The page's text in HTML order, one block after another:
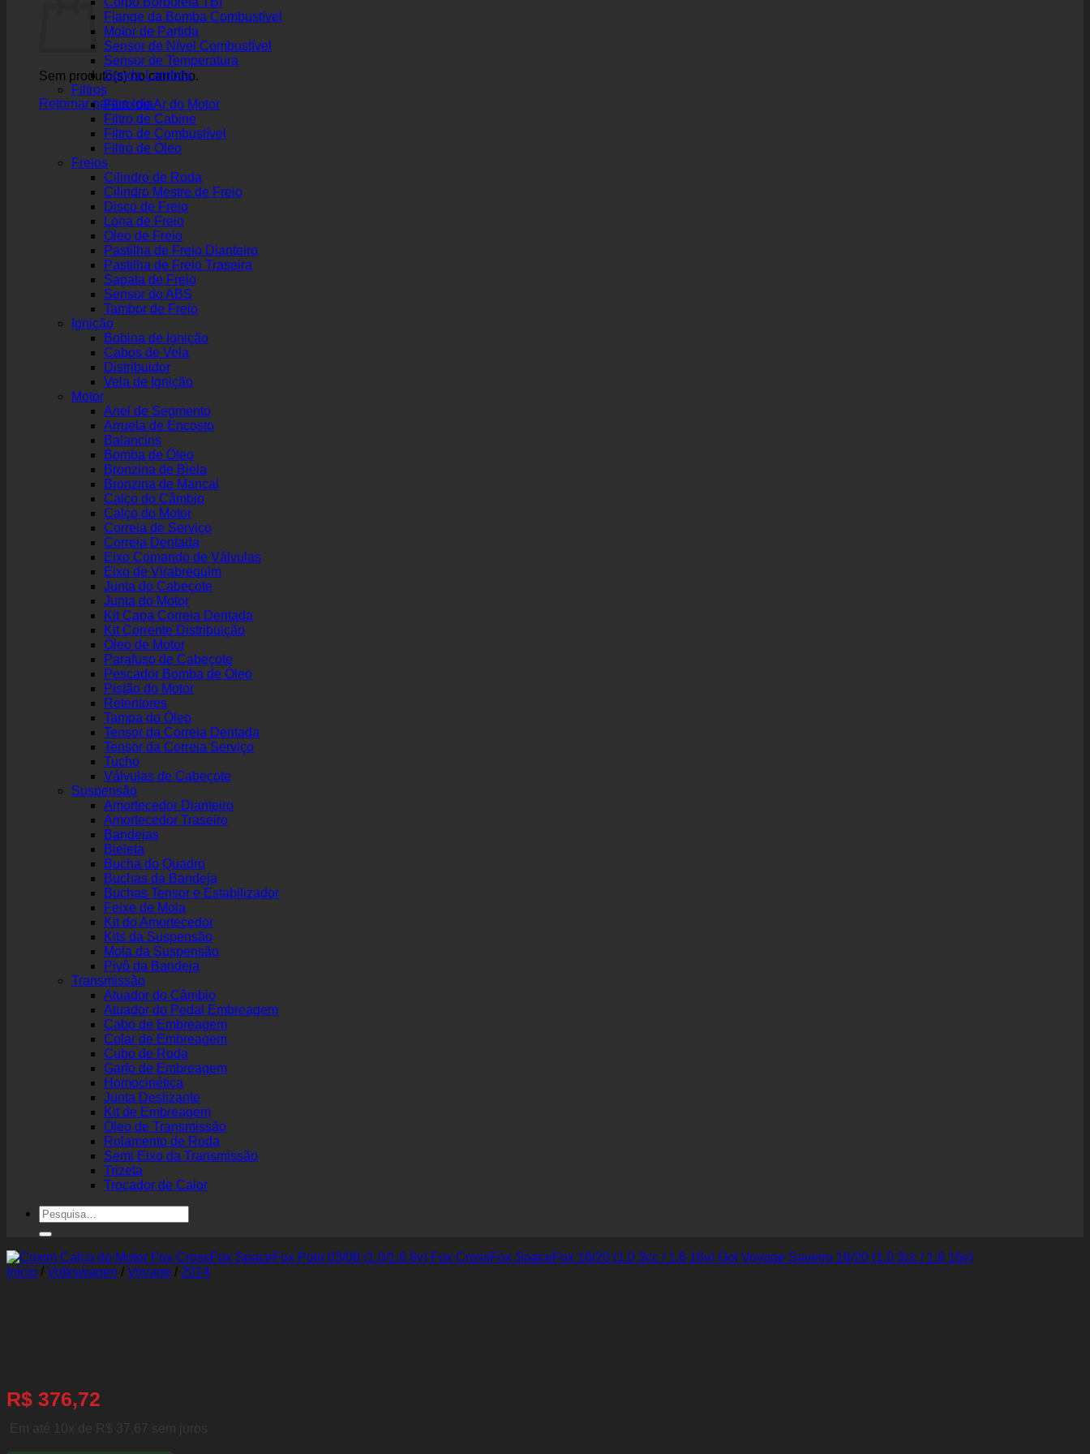
Sem produto(s) no carrinho.
Retornar para a loja
Flange da Bomba Combustível
Motor de Partida
Sensor de Nível Combustível
Sensor de Temperatura
Sonda Lambda
Filtros
Filtro de Ar do Motor
Filtro de Cabine
Filtro de Combustível
Filtro de Óleo
Freios
Cilindro de Roda
Cilindro Mestre de Freio
Disco de Freio
Lona de Freio
Óleo de Freio
Pastilha de Freio Dianteiro
Pastilha de Freio Traseira
Sapata de Freio
Sensor do ABS
Tambor de Freio
Ignição
Bobina de Ignição
Cabos de Vela
Distribuidor
Vela de Ignição
Motor
Anel de Segmento
Arruela de Encosto
Balancins
Bomba de Óleo
Bronzina de Biela
Bronzina de Mancal
Calço do Câmbio
Calço do Motor
Correia de Serviço
Correia Dentada
Eixo Comando de Válvulas
Eixo de Virabrequim
Junta do Cabeçote
Junta do Motor
Kit Capa Correia Dentada
Kit Corrente Distribuição
Óleo de Motor
Parafuso de Cabeçote
Pescador Bomba de Óleo
Pistão do Motor
Retentores
Tampa do Óleo
Tensor da Correia Dentada
Tensor da Correia Serviço
Tucho
Válvulas de Cabeçote
Suspensão
Amortecedor Dianteiro
Amortecedor Traseiro
Bandejas
Bieleta
Bucha do Quadro
Buchas da Bandeja
Buchas Tensor e Estabilizador
Feixe de Mola
Kit do Amortecedor
Kits da Suspensão
Mola da Suspensão
Pivô da Bandeja
Transmissão
Atuador do Câmbio
Atuador do Pedal Embreagem
Cabo de Embreagem
Colar de Embreagem
Cubo de Roda
Garfo de Embreagem
Homocinética
Junta Deslizante
Kit de Embreagem
Óleo de Transmissão
Rolamento de Roda
Semi Eixo da Transmissão
Trizeta
Trocador de Calor
Pesquisar
por:
Início / Volkswagen / Voyage / 2014
R$ 376,72
Em até 10x de R$ 37,67 sem juros